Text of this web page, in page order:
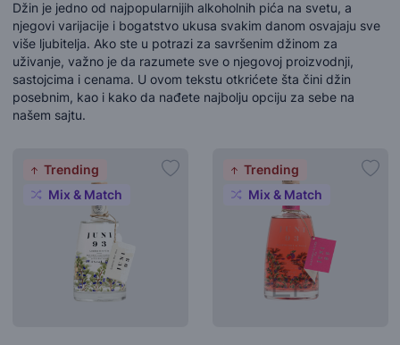
Džin je jedno od najpopularnijih alkoholnih pića na svetu, a
njegovi varijacije i bogatstvo ukusa svakim danom osvajaju sve
više ljubitelja. Ako ste u potrazi za savršenim džinom za
uživanje, važno je da razumete sve o njegovoj proizvodnji,
sastojcima i cenama. U ovom tekstu otkrićete šta čini džin
posebnim, kao i kako da nađete najbolju opciju za sebe na
našem sajtu.
Trending
Mix & Match
Trending
Mix & Match